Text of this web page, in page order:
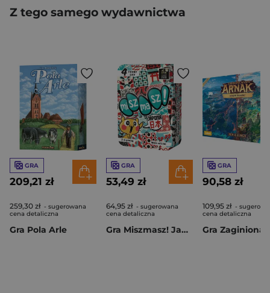
Z tego samego wydawnictwa
GRA
209,21 zł
259,30 zł - sugerowana
cena detaliczna
Gra Pola Arle
GRA
53,49 zł
64,95 zł - sugerowana
cena detaliczna
Gra Miszmasz! Japonia
GRA
90,58 zł
109,95 zł -
cena detaliczna